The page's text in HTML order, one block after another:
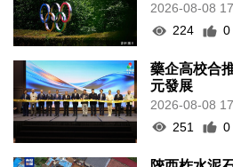
2026-08-08
224
0
藥企高校合
元發展
2026-08-08
251
0